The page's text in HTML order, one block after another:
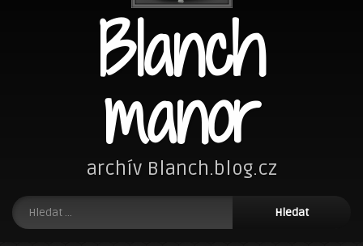
Návštěvní kniha
Blanch
manor
archív Blanch.blog.cz